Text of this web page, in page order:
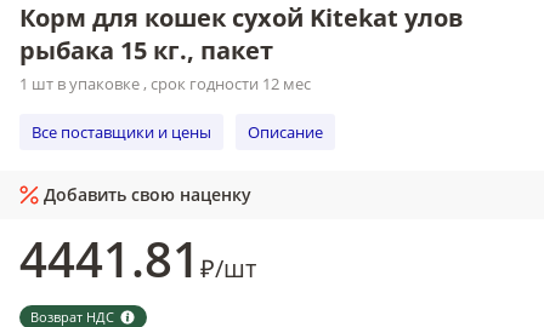
Корм для кошек сухой Kitekat улов
рыбака 15 кг., пакет
1 шт в упаковке , срок годности 12 мес
Все поставщики и цены Описание
Добавить свою наценку
4441.81 ₽/шт
Возврат НДС